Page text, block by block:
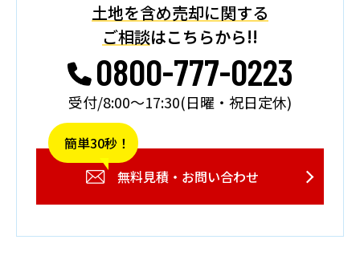
土地を含め売却に関する
ご相談はこちらから!!
0800-777-0223
受付/8:00～17:30(日曜・祝日定休)
簡単30秒！
無料見積・お問い合わせ